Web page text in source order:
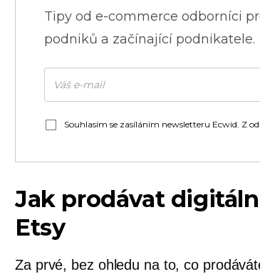
Tipy od e-commerce odborníci
podniků a začínající podnikatele.
Souhlasím se zasíláním newsletteru Ecwid. Z
Jak prodávat
Etsy
Za prvé, bez ohledu na to, co